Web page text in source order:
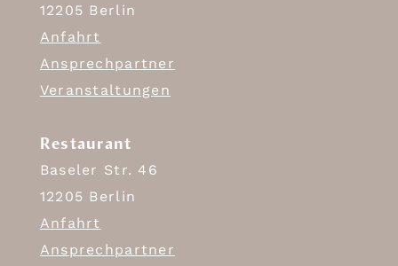
12205 Berlin
Anfahrt
Ansprechpartner
Veranstaltungen
Restaurant
Baseler Str. 46
12205 Berlin
Anfahrt
Ansprechpartner